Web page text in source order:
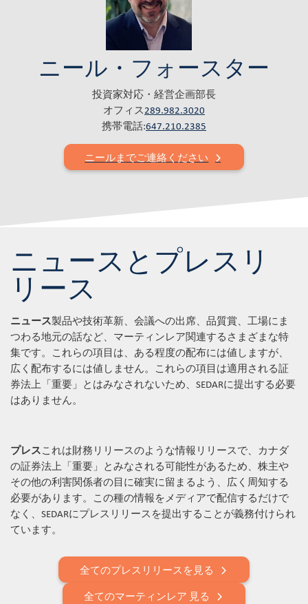
ニール・フォースター
投資家対応・経営企画部長
オフィス289.982.3020
携帯電話:647.210.2385
ニールまでご連絡ください
ニュースとプレスリ
リース
ニュース製品や技術革新、会議への出席、品質賞、工場にま
つわる地元の話など、マーティンレア関連するさまざまな特
集です。これらの項目は、ある程度の配布には値しますが、
広く配布するには値しません。これらの項目は適用される証
券法上「重要」とはみなされないため、SEDARに提出する必要
はありません。
プレスこれは財務リリースのような情報リリースで、カナダ
の証券法上「重要」とみなされる可能性があるため、株主や
その他の利害関係者の目に確実に留まるよう、広く周知する
必要があります。この種の情報をメディアで配信するだけで
なく、SEDARにプレスリリースを提出することが義務付けられ
ています。
全てのプレスリリースを見る
全てのマーティンレア 見る